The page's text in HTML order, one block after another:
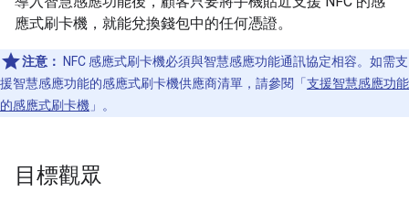
應式刷卡機，就能兌換錢包中的任何憑證。
注意：
NFC 感應式刷卡機必須與智慧感應功能通訊協定相容。如需支
援智慧感應功能的感應式刷卡機供應商清單，請參閱「 支援智慧感應功能
的感應式刷卡機 」。
目標觀眾